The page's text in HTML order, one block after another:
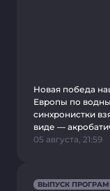
Новая победа
Европы по
синхронистки
виде —
05 августа, 21:59
ВЫПУСК